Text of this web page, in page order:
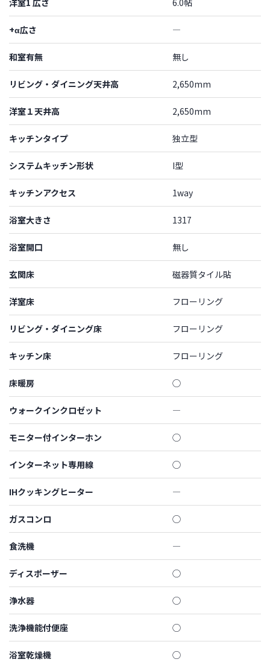
洋室1 広さ 6.0帖
+α広さ ―
和室有無 無し
リビング・ダイニング天井高 2,650mm
洋室１天井高 2,650mm
キッチンタイプ 独立型
システムキッチン形状 I型
キッチンアクセス 1way
浴室大きさ 1317
浴室開口 無し
玄関床 磁器質タイル貼
洋室床 フローリング
リビング・ダイニング床 フローリング
キッチン床 フローリング
床暖房 ◯
ウォークインクロゼット ―
モニター付インターホン ◯
インターネット専用線 ◯
IHクッキングヒーター ―
ガスコンロ ◯
食洗機 ―
ディスポーザー ◯
浄水器 ◯
洗浄機能付便座 ◯
浴室乾燥機 ◯